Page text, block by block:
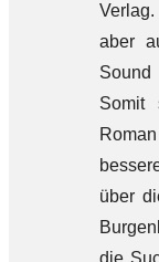
aber
Somit
über
die